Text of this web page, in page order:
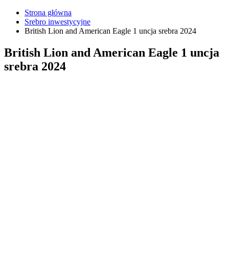
Strona główna
Srebro inwestycyjne
British Lion and American Eagle 1 uncja srebra 2024
British Lion and American Eagle 1 uncja
srebra 2024